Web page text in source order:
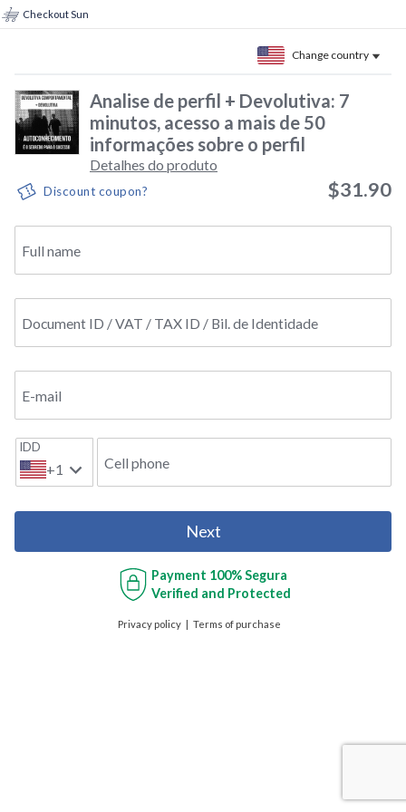
Checkout Sun
Change country
Analise de perfil + Devolutiva: 7
minutos, acesso a mais de 50
informações sobre o perfil
Detalhes do produto
Discount coupon? $31.90
Full name
Document ID / VAT / TAX ID / Bil. de Identidade
E-mail
IDD
+1 Cell phone
Next
Payment 100% Segura
Verified and Protected
Privacy policy Terms of purchase